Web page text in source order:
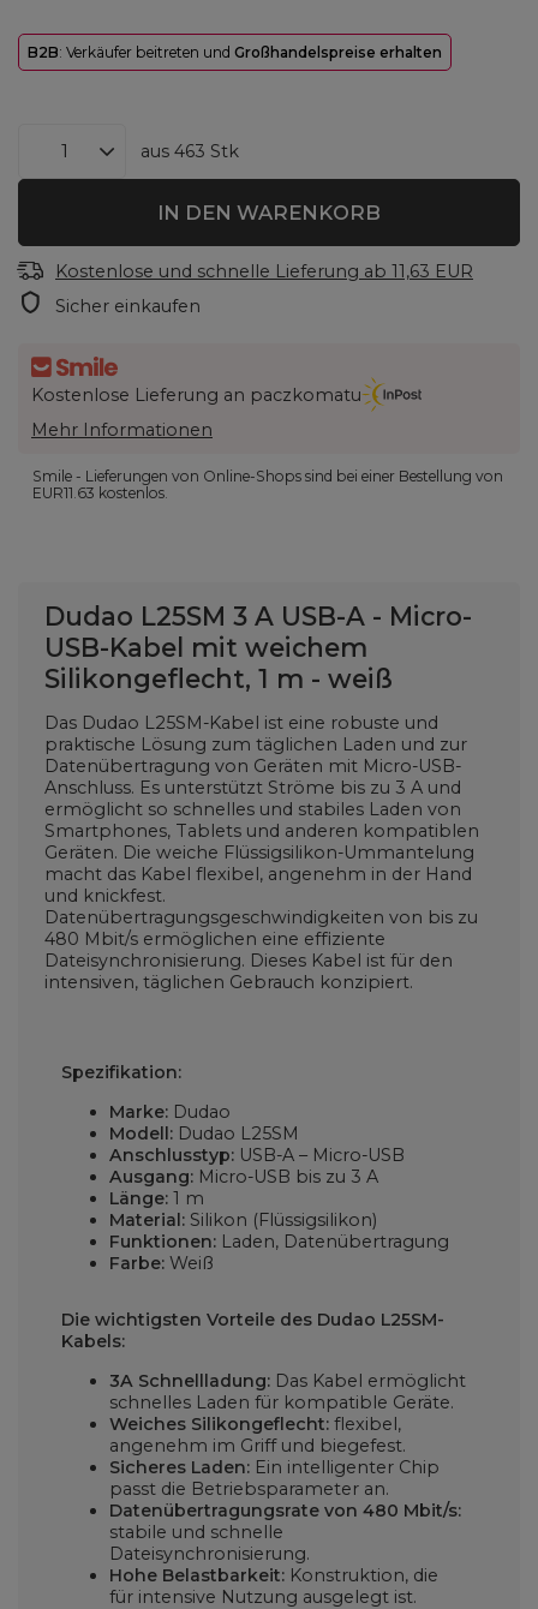
B2B: Verkäufer beitreten und Großhandelspreise erhalten
aus 463 Stk
IN DEN WARENKORB
Kostenlose und schnelle Lieferung ab 11,63 EUR
Sicher einkaufen
Kostenlose Lieferung an paczkomatu
Mehr Informationen
Smile - Lieferungen von Online-Shops sind bei einer Bestellung von
EUR11.63 kostenlos.
Dudao L25SM 3 A USB-A - Micro-
USB-Kabel mit weichem
Silikongeflecht, 1 m - weiß
Das Dudao L25SM-Kabel ist eine robuste und
praktische Lösung zum täglichen Laden und zur
Datenübertragung von Geräten mit Micro-USB-
Anschluss. Es unterstützt Ströme bis zu 3 A und
ermöglicht so schnelles und stabiles Laden von
Smartphones, Tablets und anderen kompatiblen
Geräten. Die weiche Flüssigsilikon-Ummantelung
macht das Kabel flexibel, angenehm in der Hand
und knickfest.
Datenübertragungsgeschwindigkeiten von bis zu
480 Mbit/s ermöglichen eine effiziente
Dateisynchronisierung. Dieses Kabel ist für den
intensiven, täglichen Gebrauch konzipiert.
Spezifikation:
Marke: Dudao
Modell: Dudao L25SM
Anschlusstyp: USB-A – Micro-USB
Ausgang: Micro-USB bis zu 3 A
Länge: 1 m
Material: Silikon (Flüssigsilikon)
Funktionen: Laden, Datenübertragung
Farbe: Weiß
Die wichtigsten Vorteile des Dudao L25SM-
Kabels:
3A Schnellladung: Das Kabel ermöglicht
schnelles Laden für kompatible Geräte.
Weiches Silikongeflecht: flexibel,
angenehm im Griff und biegefest.
Sicheres Laden: Ein intelligenter Chip
passt die Betriebsparameter an.
Datenübertragungsrate von 480 Mbit/s:
stabile und schnelle
Dateisynchronisierung.
Hohe Belastbarkeit: Konstruktion, die
für intensive Nutzung ausgelegt ist.